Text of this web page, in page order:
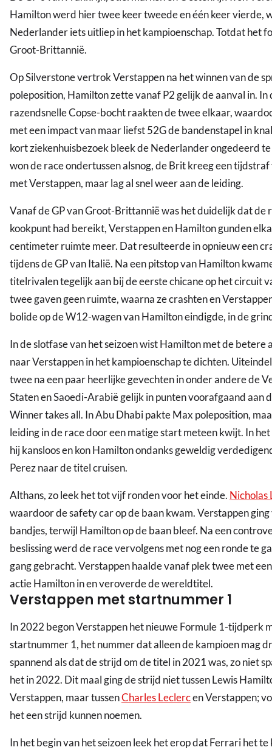
Hamilton werd hier twee keer tweede en één keer vierde,
Nederlander iets uitliep in het kampioenschap. Totdat het
Groot-Brittannië.
Op Silverstone vertrok Verstappen na het winnen van de
poleposition, Hamilton zette vanaf P2 gelijk de aanval in. In
razendsnelle Copse-bocht raakten de twee elkaar,
met een impact van maar liefst 52G de bandenstapel in
kort ziekenhuisbezoek bleek de Nederlander ongedeerd
won de race ondertussen alsnog, de Brit kreeg een
met Verstappen, maar lag al snel weer aan de leiding.
Vanaf de GP van Groot-Brittannië was het duidelijk dat de
kookpunt had bereikt, Verstappen en Hamilton gunden
centimeter ruimte meer. Dat resulteerde in opnieuw een
tijdens de GP van Italië. Na een pitstop van Hamilton
titelrivalen tegelijk aan bij de eerste chicane op het circuit
twee gaven geen ruimte, waarna ze crashten en
bolide op de W12-wagen van Hamilton eindigde, in de
In de slotfase van het seizoen wist Hamilton met de betere
naar Verstappen in het kampioenschap te dichten.
twee na een paar heerlijke gevechten in onder andere de
Staten en Saoedi-Arabië gelijk in punten voorafgaand aan
Winner takes all. In Abu Dhabi pakte Max poleposition,
leiding in de race door een matige start meteen kwijt. In
hij kansloos en kon Hamilton ondanks geweldig
Perez naar de titel cruisen.
Althans, zo leek het tot vijf ronden voor het einde. Nicholas
waardoor de safety car op de baan kwam. Verstappen
bandjes, terwijl Hamilton op de baan bleef. Na een
beslissing werd de race vervolgens met nog een ronde te
gang gebracht. Verstappen haalde vanaf plek twee met
actie Hamilton in en veroverde de wereldtitel.
Verstappen met startnummer 1
In 2022 begon Verstappen het nieuwe Formule 1-tijdperk
startnummer 1, het nummer dat alleen de kampioen mag
spannend als dat de strijd om de titel in 2021 was, zo niet
het in 2022. Dit maal ging de strijd niet tussen Lewis
Verstappen, maar tussenCharles Leclercen Verstappen;
het een strijd kunnen noemen.
In het begin van het seizoen leek het erop dat Ferrari het te